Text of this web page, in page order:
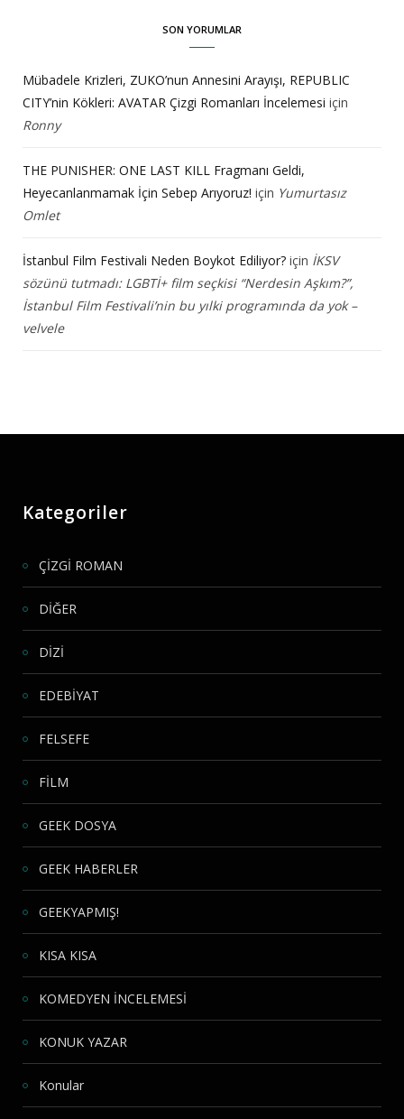
SON YORUMLAR
Mübadele Krizleri, ZUKO’nun Annesini Arayışı, REPUBLIC
CITY’nin Kökleri: AVATAR Çizgi Romanları İncelemesi için
Ronny
THE PUNISHER: ONE LAST KILL Fragmanı Geldi,
Heyecanlanmamak İçin Sebep Arıyoruz! için Yumurtasız
Omlet
İstanbul Film Festivali Neden Boykot Ediliyor? için İKSV
sözünü tutmadı: LGBTİ+ film seçkisi “Nerdesin Aşkım?”,
İstanbul Film Festivali’nin bu yılki programında da yok –
velvele
Kategoriler
ÇİZGİ ROMAN
DİĞER
DİZİ
EDEBİYAT
FELSEFE
FİLM
GEEK DOSYA
GEEK HABERLER
GEEKYAPMIŞ!
KISA KISA
KOMEDYEN İNCELEMESİ
KONUK YAZAR
Konular